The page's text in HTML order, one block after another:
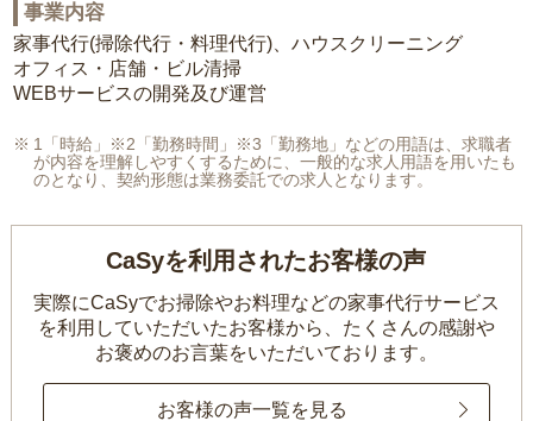
事業内容
家事代行(掃除代行・料理代行)、ハウスクリーニング
オフィス・店舗・ビル清掃
WEBサービスの開発及び運営
1「時給」※2「勤務時間」※3「勤務地」などの用語は、求職者
が内容を理解しやすくするために、一般的な求人用語を用いたも
のとなり、契約形態は業務委託での求人となります。
CaSyを利用されたお客様の声
実際にCaSyでお掃除やお料理などの家事代行サービス
を利用していただいたお客様から、 たくさんの感謝や
お褒めのお言葉をいただいております。
お客様の声一覧を見る